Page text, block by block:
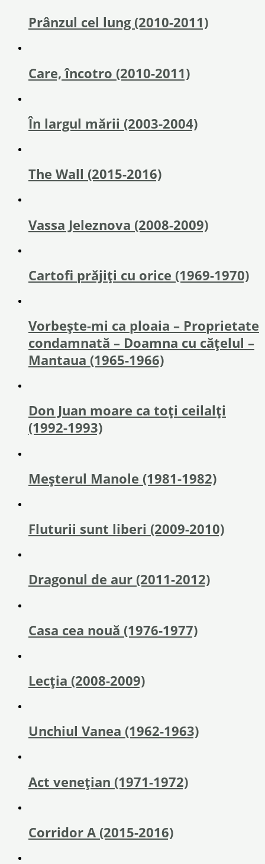
Prânzul cel lung (2010-2011)
Care, încotro (2010-2011)
În largul mării (2003-2004)
The Wall (2015-2016)
Vassa Jeleznova (2008-2009)
Cartofi prăjiţi cu orice (1969-1970)
Vorbește-mi ca ploaia – Proprietate
condamnată – Doamna cu cățelul –
Mantaua (1965-1966)
Don Juan moare ca toți ceilalți
(1992-1993)
Meșterul Manole (1981-1982)
Fluturii sunt liberi (2009-2010)
Dragonul de aur (2011-2012)
Casa cea nouă (1976-1977)
Lecția (2008-2009)
Unchiul Vanea (1962-1963)
Act veneţian (1971-1972)
Corridor A (2015-2016)